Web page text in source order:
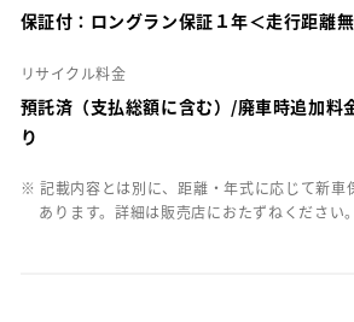
保証付：ロングラン保証１年＜走行距離
リサイクル料金
預託済（支払総額に含む）/廃車時追加料
り
※ 記載内容とは別に、距離・年式に応じて新車
あります。詳細は販売店におたずねください。